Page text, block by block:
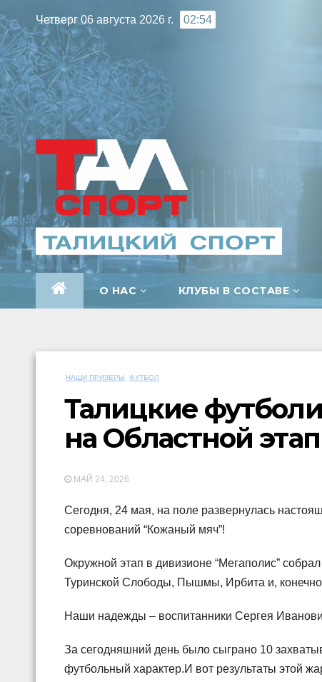
к
содержимому
Четверг 06 августа 2026 г. 02:54
О НАС КЛУБЫ В СОСТАВЕ
НАШИ ПРИЗЕРЫ ФУТБОЛ
Талицкие
на Областной
МАЙ 24, 2026
Сегодня, 24 мая, на поле развернулась
соревнований “Кожаный мяч”!
Окружной этап в дивизионе “Мегаполис”
Туринской Слободы, Пышмы, Ирбита и,
Наши надежды – воспитанники Сергея
За сегодняшний день было сыграно 10
футбольный характер.И вот результаты этой